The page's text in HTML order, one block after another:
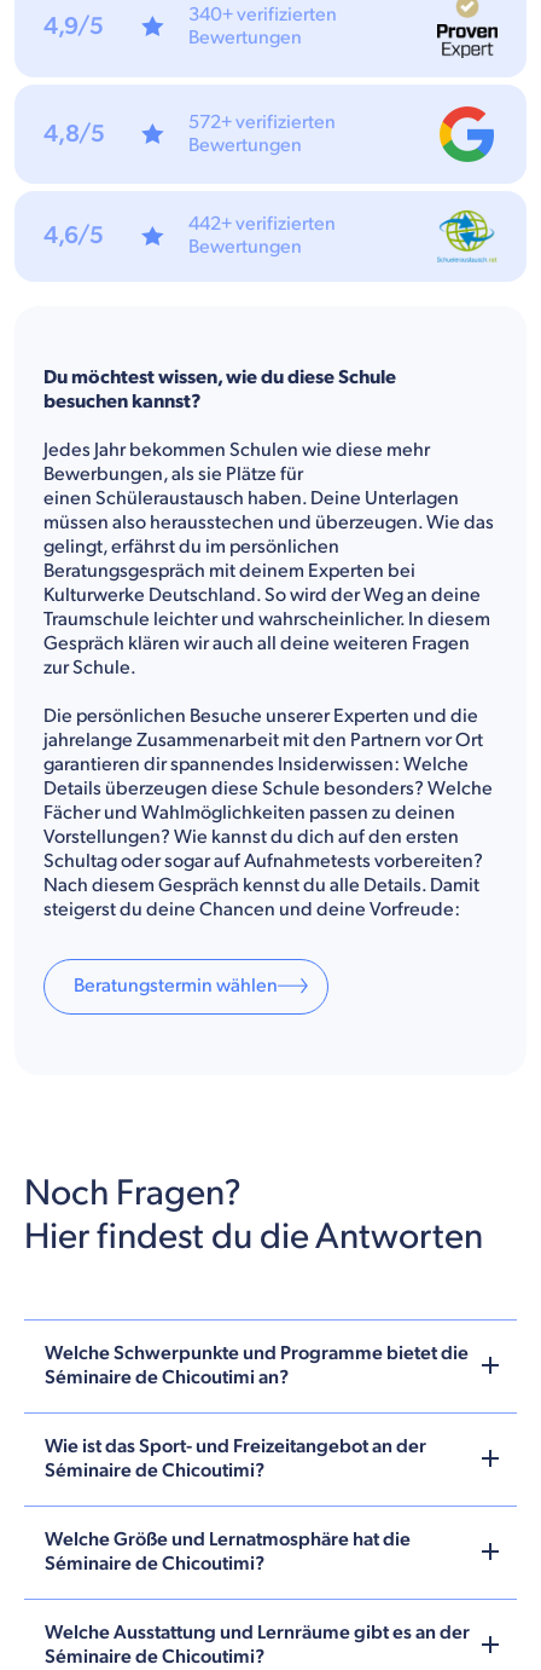
Du möchtest wissen, wie du diese Schule
besuchen kannst?
Jedes Jahr bekommen Schulen wie diese mehr
Bewerbungen, als sie Plätze für
einen Schüleraustausch haben. Deine Unterlagen
müssen also herausstechen und überzeugen. Wie das
gelingt, erfährst du im persönlichen
Beratungsgespräch mit deinem Experten bei
Kulturwerke Deutschland. So wird der Weg an deine
Traumschule leichter und wahrscheinlicher. In diesem
Gespräch klären wir auch all deine weiteren Fragen
zur Schule.
Die persönlichen Besuche unserer Experten und die
jahrelange Zusammenarbeit mit den Partnern vor Ort
garantieren dir spannendes Insiderwissen: Welche
Details überzeugen diese Schule besonders? Welche
Fächer und Wahlmöglichkeiten passen zu deinen
Vorstellungen? Wie kannst du dich auf den ersten
Schultag oder sogar auf Aufnahmetests vorbereiten?
Nach diesem Gespräch kennst du alle Details. Damit
steigerst du deine Chancen und deine Vorfreude:
Beratungstermin wählen
4,9/5
340+ verifizierten
Bewertungen
4,8/5
572+ verifizierten
Bewertungen
4,6/5
442+ verifizierten
Bewertungen
Noch Fragen?
Hier findest du die Antworten
Welche Schwerpunkte und Programme bietet die
Séminaire de Chicoutimi an?
Wie ist das Sport- und Freizeitangebot an der
Séminaire de Chicoutimi?
Welche Größe und Lernatmosphäre hat die
Séminaire de Chicoutimi?
Welche Ausstattung und Lernräume gibt es an der
Séminaire de Chicoutimi?